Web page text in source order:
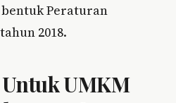
Peraturan
2018.
UMKM